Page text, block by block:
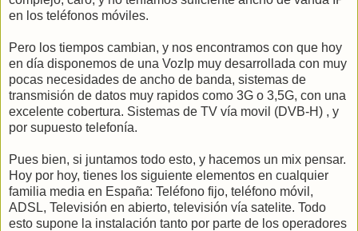
en los teléfonos móviles.
Pero los tiempos cambian, y nos encontramos con que hoy
en día disponemos de una VozIp muy desarrollada con muy
pocas necesidades de ancho de banda, sistemas de
transmisión de datos muy rapidos como 3G o 3,5G, con una
excelente cobertura. Sistemas de TV vía movil (DVB-H) , y
por supuesto telefonía.
Pues bien, si juntamos todo esto, y hacemos un mix pensar.
Hoy por hoy, tienes los siguiente elementos en cualquier
familia media en España: Teléfono fijo, teléfono móvil,
ADSL, Televisión en abierto, televisión vía satelite. Todo
esto supone la instalación tanto por parte de los operadores